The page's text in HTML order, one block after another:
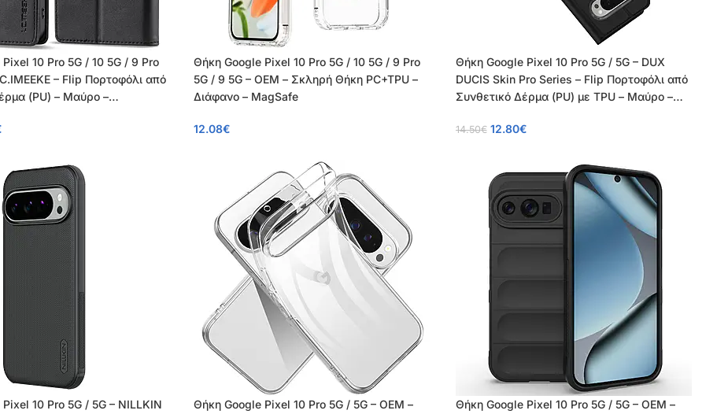
10 Pro 5G / 10 5G / 9 Pro
– Flip Πορτοφόλι από
(PU) – Μαύρο –
Θήκη Google Pixel 10 Pro 5G / 10 5G / 9 Pro
5G / 9 5G – OEM – Σκληρή Θήκη PC+TPU –
Διάφανο – MagSafe
12.08€
Θήκη Google Pixel 10 Pro 5G / 5G – DUX
DUCIS Skin Pro Series – Flip Πορτοφόλι από
Συνθετικό Δέρμα (PU) με TPU – Μαύρο –
14.50€ 12.80€
10 Pro 5G / 5G – NILLKIN
Θήκη Google Pixel 10 Pro 5G / 5G – OEM –
Θήκη Google Pixel 10 Pro 5G / 5G – OEM –